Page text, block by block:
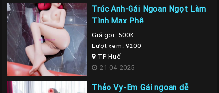
Trúc Anh-Gái Ngoan Ngọt Làm
Tình Max Phê
Giá gọi: 500K
Lượt xem: 9200
TP Huế
21-04-2025
Thảo Vy-Em Gái ngoan dễ